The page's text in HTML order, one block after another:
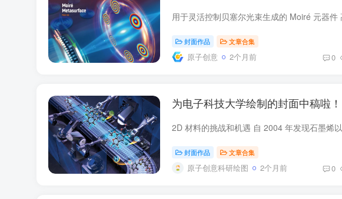
封面作品 文章合集
原子创意 2个月前 0
为电子科技大学绘制的封面中稿啦！
封面作品 文章合集
原子创意科研绘图 2个月前 0